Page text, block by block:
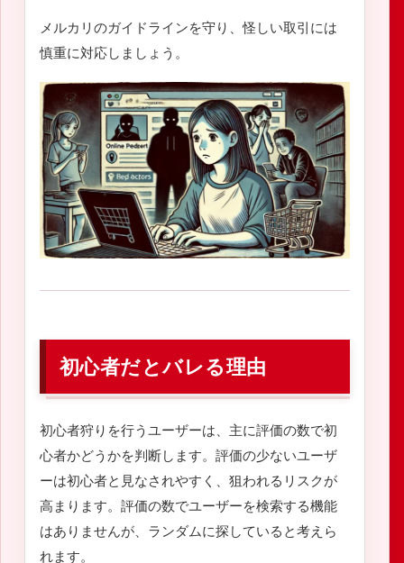
メルカリのガイドラインを守り、怪しい取引には
慎重に対応しましょう。
初心者だとバレる理由
初心者狩りを行うユーザーは、主に評価の数で初
心者かどうかを判断します。評価の少ないユーザ
ーは初心者と見なされやすく、狙われるリスクが
高まります。評価の数でユーザーを検索する機能
はありませんが、ランダムに探していると考えら
れます。